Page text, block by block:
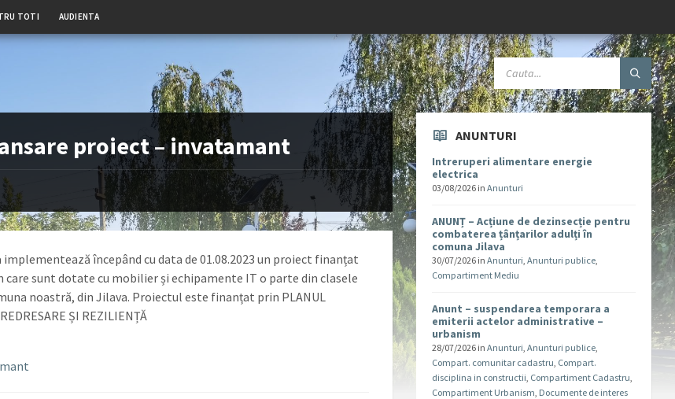
TOTI AUDIENTA
proiect – invatamant
implementează începând cu data de 01.08.2023 un proiect finanțat
care sunt dotate cu mobilier și echipamente IT o parte din clasele
noastră, din Jilava. Proiectul este finanțat prin PLANUL
ȘI REZILIENȚĂ
ANUNTURI
Intreruperi alimentare energie
electrica
03/08/2026 inAnunturi
ANUNȚ – Acțiune de dezinsecție pentru
combaterea țânțarilor adulți în
comuna Jilava
30/07/2026 inAnunturi,Anunturi publice,
Compartiment Mediu
Anunt – suspendarea temporara a
emiterii actelor administrative –
urbanism
28/07/2026 inAnunturi,Anunturi publice,
Compart. comunitar cadastru, Compart.
disciplina in constructii, Compartiment Cadastru,
Compartiment Urbanism, Documente de interes